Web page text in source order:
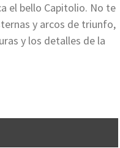
el bello Capitolio. No te
y arcos de triunfo,
y los detalles de la